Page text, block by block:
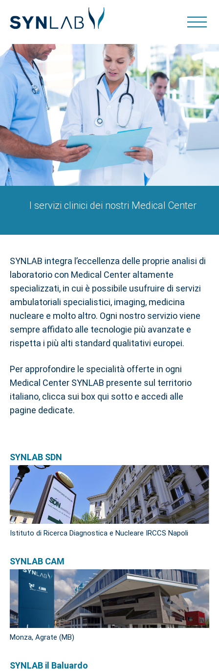
I servizi clinici dei nostri Medical Center
SYNLAB integra l’eccellenza delle proprie analisi di
laboratorio con Medical Center altamente
specializzati, in cui è possibile usufruire di servizi
ambulatoriali specialistici, imaging, medicina
nucleare e molto altro. Ogni nostro servizio viene
sempre affidato alle tecnologie più avanzate e
rispetta i più alti standard qualitativi europei.
Per approfondire le specialità offerte in ogni
Medical Center SYNLAB presente sul territorio
italiano, clicca sui box qui sotto e accedi alle
pagine dedicate.
SYNLAB SDN
Istituto di Ricerca Diagnostica e Nucleare IRCCS Napoli
SYNLAB CAM
Monza, Agrate (MB)
SYNLAB il Baluardo